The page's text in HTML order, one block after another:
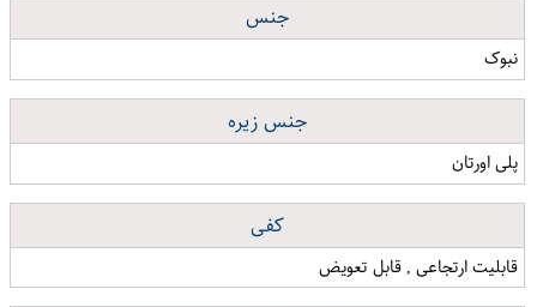
جنس
نبوک
جنس زیره
پلی اورتان
کفی
قابلیت ارتجاعی , قابل تعویض